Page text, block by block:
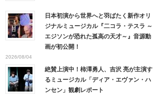
日本初演から世界へと羽ばたく新作オリ
ジナルミュージカル『二コラ・テスラ ～
エジソンが恐れた孤高の天才～』音源動
画が初公開！
2026/08/04
絶賛上演中！柿澤勇人、吉沢 亮が主演す
るミュージカル「ディア・エヴァン・ハ
ンセン」観劇レポート